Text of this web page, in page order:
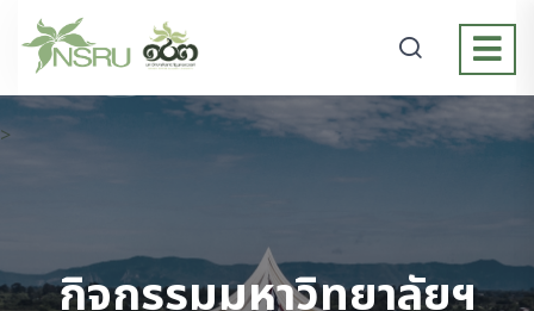
>
กิจกรรมมหาวิทยาลัยฯ